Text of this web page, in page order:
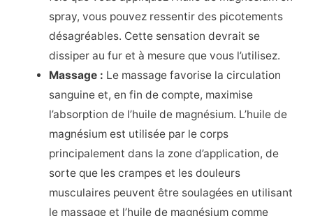
spray, vous pouvez ressentir des picotements
désagréables. Cette sensation devrait se
dissiper au fur et à mesure que vous l’utilisez.
Massage : Le massage favorise la circulation
sanguine et, en fin de compte, maximise
l’absorption de l’huile de magnésium. L’huile de
magnésium est utilisée par le corps
principalement dans la zone d’application, de
sorte que les crampes et les douleurs
musculaires peuvent être soulagées en utilisant
le massage et l’huile de magnésium comme